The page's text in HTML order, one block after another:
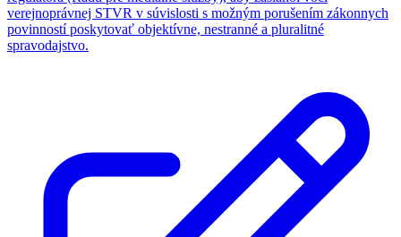
verejnoprávnej STVR v súvislosti s možným porušením zákonnych
povinností poskytovať objektívne, nestranné a pluralitné
spravodajstvo.